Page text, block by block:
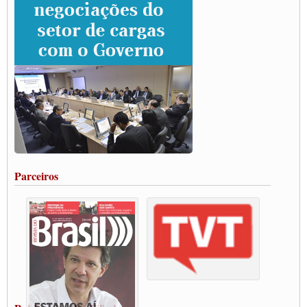
rodovias
Paulinho e Litti debatem política global para transporte rodoviário de cargas na
SUTCRA no Uruguai
Grande Conquista da Categoria transporte de Cargas e Caminhoneiros Autonomos
ENCONTRO INTERNACIONAL EM APOIO A CLASSE TRABALHADORA
DO BRASIL E A ELEIÇÃO 2022
Carta às Brasileiras e aos Brasileiros em Defesa do Estado Democrático de Direito
Paulinho, presidente da CNTTL, faz balanço do 3º Congresso da CNTTL
Caminhoneiros aprovam greve a partir do 1º de novembro
Rodoviários de Feira Santana fazem Assembleia para avaliar proposta de reajuste
salarial
Vacina Já: Lockdown de 24 horas dos trabalhadores em transportes está mantido,
Condutores de Guarulhos farão greve sanitária nesta terça-feira (20)
Paralisação dos Caminhoneiros na #BR285, entrocamento que liga o Mercosul ao
Rio Grande
Caminhoneiros bloqueiam duas faixas na Castello Branco e fazem protesto
Modal-Live #13 Aumento da Violência Contra Mulher e o Adoecimento da Classe
Trabalhadora em Tempos de Pandemia
MODAL-LIVE#12 POLÍTICAS PÚBLICAS DE TRANSPORTE PARA A
CLASSE TRABALHADORA E ELEIÇÕES NA PANDEMIA
Parceiros